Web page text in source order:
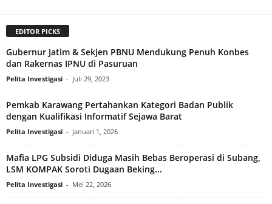
EDITOR PICKS
Gubernur Jatim & Sekjen PBNU Mendukung Penuh Konbes
dan Rakernas IPNU di Pasuruan
Pelita Investigasi - Juli 29, 2023
Pemkab Karawang Pertahankan Kategori Badan Publik
dengan Kualifikasi Informatif Sejawa Barat
Pelita Investigasi - Januari 1, 2026
Mafia LPG Subsidi Diduga Masih Bebas Beroperasi di Subang,
LSM KOMPAK Soroti Dugaan Beking...
Pelita Investigasi - Mei 22, 2026